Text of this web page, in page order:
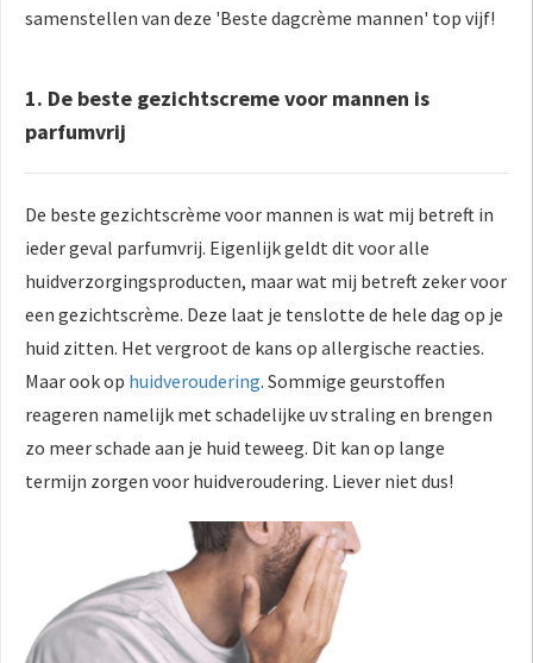
samenstellen van deze 'Beste dagcrème mannen' top vijf!
1. De beste gezichtscreme voor mannen is
parfumvrij
De beste gezichtscrème voor mannen is wat mij betreft in
ieder geval parfumvrij. Eigenlijk geldt dit voor alle
huidverzorgingsproducten, maar wat mij betreft zeker voor
een gezichtscrème. Deze laat je tenslotte de hele dag op je
huid zitten. Het vergroot de kans op allergische reacties.
Maar ook op huidveroudering. Sommige geurstoffen
reageren namelijk met schadelijke uv straling en brengen
zo meer schade aan je huid teweeg. Dit kan op lange
termijn zorgen voor huidveroudering. Liever niet dus!